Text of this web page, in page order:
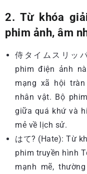
2. Từ khóa
phim ảnh, âm
侍タイムスリッ
phim điện ảnh
mạng xã hội
nhân vật. Bộ
giữa quá khứ và
mẻ về lịch sử.
はて? (Hate): Từ
phim truyền hình
mạnh mẽ,